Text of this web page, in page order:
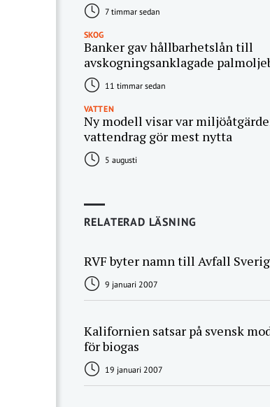
7 timmar sedan
SKOG
Banker gav hållbarhetslån till
avskogningsanklagade
11 timmar sedan
VATTEN
Ny modell visar var
vattendrag gör mest nytta
5 augusti
RELATERAD LÄSNING
RVF byter namn till Avfall
9 januari 2007
Kalifornien satsar på svensk
för biogas
19 januari 2007